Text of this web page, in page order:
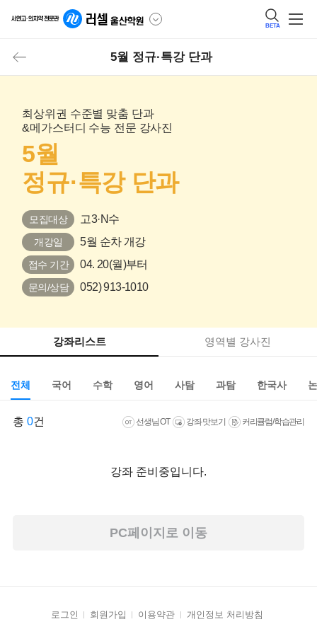
BETA
5월 정규·특강 단과
최상위권 수준별 맞춤 단과
&메가스터디 수능 전문 강사진
5월
정규·특강 단과
모집대상 고3·N수
개강일 5월 순차 개강
접수 기간 04. 20(월)부터
문의/상담 052) 913-1010
강좌리스트 영역별 강사진
전체 국어 수학 영어 사탐 과탐 한국사
총 0건 선생님 OT 강좌 맛보기 커리큘럼/학습관리
강좌 준비중입니다.
PC페이지로 이동
로그인 회원가입 이용약관 개인정보 처리방침